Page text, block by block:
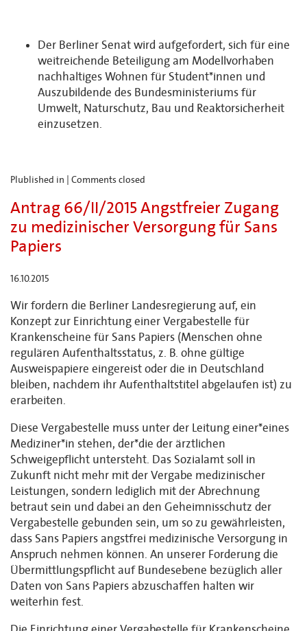
Der Berliner Senat wird aufgefordert, sich für eine
weitreichende Beteiligung am Modellvorhaben
nachhaltiges Wohnen für Student*innen und
Auszubildende des Bundesministeriums für
Umwelt, Naturschutz, Bau und Reaktorsicherheit
einzusetzen.
Plublished in | Comments closed
Antrag 66/II/2015 Angstfreier Zugang
zu medizinischer Versorgung für Sans
Papiers
16.10.2015
Wir fordern die Berliner Landesregierung auf, ein
Konzept zur Einrichtung einer Vergabestelle für
Krankenscheine für Sans Papiers (Menschen ohne
regulären Aufenthaltsstatus, z. B. ohne gültige
Ausweispapiere eingereist oder die in Deutschland
bleiben, nachdem ihr Aufenthaltstitel abgelaufen ist) zu
erarbeiten.
Diese Vergabestelle muss unter der Leitung einer*eines
Mediziner*in stehen, der*die der ärztlichen
Schweigepflicht untersteht. Das Sozialamt soll in
Zukunft nicht mehr mit der Vergabe medizinischer
Leistungen, sondern lediglich mit der Abrechnung
betraut sein und dabei an den Geheimnisschutz der
Vergabestelle gebunden sein, um so zu gewährleisten,
dass Sans Papiers angstfrei medizinische Versorgung in
Anspruch nehmen können. An unserer Forderung die
Übermittlungspflicht auf Bundesebene bezüglich aller
Daten von Sans Papiers abzuschaffen halten wir
weiterhin fest.